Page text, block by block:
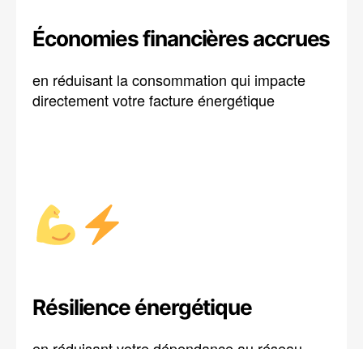
Économies financières accrues
en réduisant la consommation qui impacte
directement votre facture énergétique
Résilience énergétique